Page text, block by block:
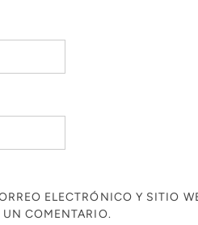
ELECTRÓNICO Y SITIO
COMENTARIO.